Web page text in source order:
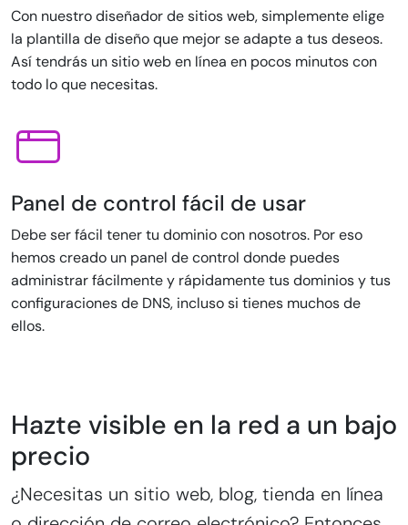
Con nuestro diseñador de sitios web, simplemente elige
la plantilla de diseño que mejor se adapte a tus deseos.
Así tendrás un sitio web en línea en pocos minutos con
todo lo que necesitas.
Panel de control fácil de usar
Debe ser fácil tener tu dominio con nosotros. Por eso
hemos creado un panel de control donde puedes
administrar fácilmente y rápidamente tus dominios y tus
configuraciones de DNS, incluso si tienes muchos de
ellos.
Hazte visible en la red a un bajo
precio
¿Necesitas un sitio web, blog, tienda en línea